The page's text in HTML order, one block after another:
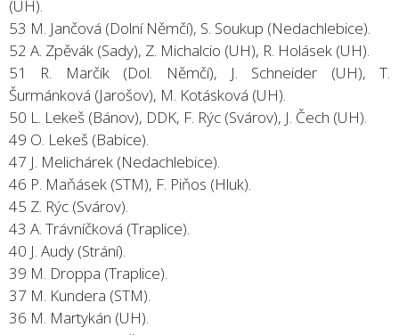
(UH).
53 M. Jančová (Dolní Němčí), S. Soukup (Nedachlebice).
52 A. Zpěvák (Sady), Z. Michalcio (UH), R. Holásek (UH).
51 R. Marčík (Dol. Němčí), J. Schneider (UH), T.
Šurmánková (Jarošov), M. Kotásková (UH).
50 L. Lekeš (Bánov), DDK, F. Rýc (Svárov), J. Čech (UH).
49 O. Lekeš (Babice).
47 J. Melichárek (Nedachlebice).
46 P. Maňásek (STM), F. Piňos (Hluk).
45 Z. Rýc (Svárov).
43 A. Trávníčková (Traplice).
40 J. Audy (Strání).
39 M. Droppa (Traplice).
37 M. Kundera (STM).
36 M. Martykán (UH).